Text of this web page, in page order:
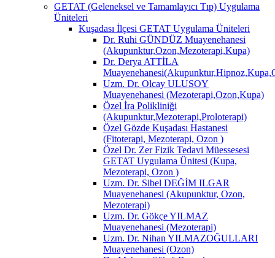
GETAT (Geleneksel ve Tamamlayıcı Tıp) Uygulama
Üniteleri
Kuşadası İlçesi GETAT Uygulama Üniteleri
Dr. Ruhi GÜNDÜZ Muayenehanesi
(Akupunktur,Ozon,Mezoterapi,Kupa)
Dr. Derya ATTİLA
Uzm. Dr. Olcay ULUSOY
Muayenehanesi (Mezoterapi,Ozon,Kupa)
Özel İra Polikliniği
(Akupunktur,Mezoterapi,Proloterapi)
Özel Gözde Kuşadası Hastanesi
(Fitoterapi, Mezoterapi, Ozon )
Özel Dr. Zer Fizik Tedavi Müessesesi
GETAT Uygulama Ünitesi (Kupa,
Mezoterapi, Ozon )
Uzm. Dr. Sibel DEĞİM ILGAR
Muayenehanesi (Akupunktur, Ozon,
Mezoterapi)
Uzm. Dr. Gökçe YILMAZ
Muayenehanesi (Mezoterapi)
Uzm. Dr. Nihan YILMAZOĞULLARI
Muayenehanesi (Ozon)